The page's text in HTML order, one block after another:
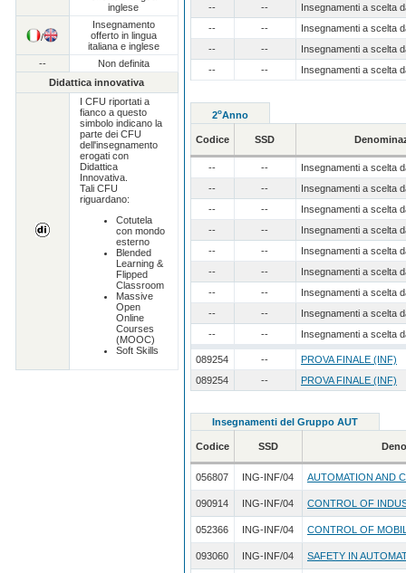
inglese
/
Insegnamento
offerto in lingua
italiana e inglese
--
Non definita
Didattica innovativa
I CFU riportati a
fianco a questo
simbolo indicano la
parte dei CFU
dell'insegnamento
erogati con
Didattica
Innovativa.
Tali CFU
riguardano:
Cotutela
con mondo
esterno
Blended
Learning &
Flipped
Classroom
Massive
Open
Online
Courses
(MOOC)
Soft Skills
--
--
Insegnamenti a scelta
--
--
Insegnamenti a scelta
--
--
Insegnamenti a scelta
--
-- Insegnamenti a scelta
2oAnno
Codice SSD
-- --
Insegnamenti a scelta
--
--
Insegnamenti a scelta
--
--
Insegnamenti a scelta
--
--
Insegnamenti a scelta
--
--
Insegnamenti a scelta
--
--
Insegnamenti a scelta
--
--
Insegnamenti a scelta
--
--
Insegnamenti a scelta
--
-- Insegnamenti a scelta
089254 --
PROVA FINALE (INF)
089254
-- PROVA FINALE (INF)
Insegnamenti del Gruppo AUT
Codice SSD
056807 ING-INF/04 AUTOMATION AND
090914 ING-INF/04 CONTROL OF
052366 ING-INF/04 CONTROL OF
093060 ING-INF/04 SAFETY IN